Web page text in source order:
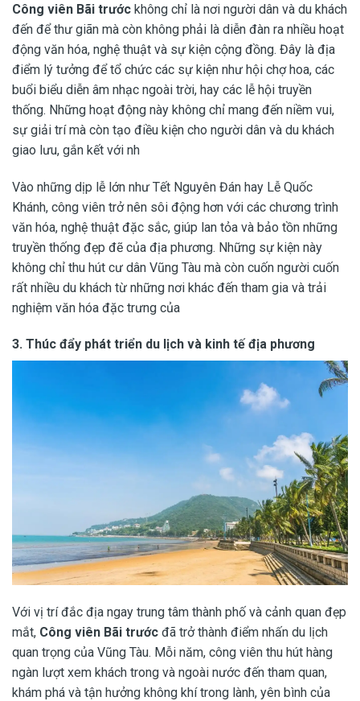
Công viên Bãi trước không chỉ là nơi người dân và du khách
đến để thư giãn mà còn không phải là diễn đàn ra nhiều hoạt
động văn hóa, nghệ thuật và sự kiện cộng đồng. Đây là địa
điểm lý tưởng để tổ chức các sự kiện như hội chợ hoa, các
buổi biểu diễn âm nhạc ngoài trời, hay các lễ hội truyền
thống. Những hoạt động này không chỉ mang đến niềm vui,
sự giải trí mà còn tạo điều kiện cho người dân và du khách
giao lưu, gắn kết với nh
Vào những dịp lễ lớn như Tết Nguyên Đán hay Lễ Quốc
Khánh, công viên trở nên sôi động hơn với các chương trình
văn hóa, nghệ thuật đặc sắc, giúp lan tỏa và bảo tồn những
truyền thống đẹp đẽ của địa phương. Những sự kiện này
không chỉ thu hút cư dân Vũng Tàu mà còn cuốn người cuốn
rất nhiều du khách từ những nơi khác đến tham gia và trải
nghiệm văn hóa đặc trưng của
3. Thúc đẩy phát triển du lịch và kinh tế địa phương
Với vị trí đắc địa ngay trung tâm thành phố và cảnh quan đẹp
mắt, Công viên Bãi trước đã trở thành điểm nhấn du lịch
quan trọng của Vũng Tàu. Mỗi năm, công viên thu hút hàng
ngàn lượt xem khách trong và ngoài nước đến tham quan,
khám phá và tận hưởng không khí trong lành, yên bình của